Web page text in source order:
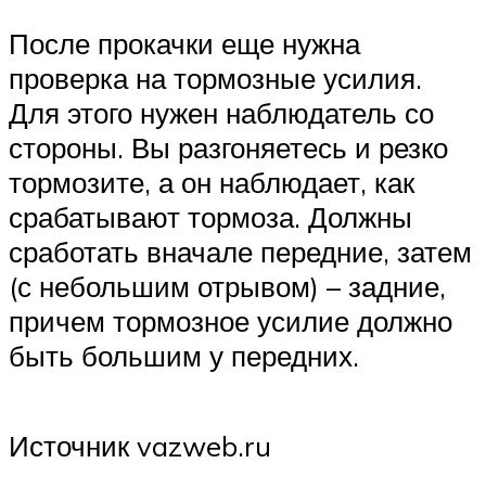
После прокачки еще нужна
проверка на тормозные усилия.
Для этого нужен наблюдатель со
стороны. Вы разгоняетесь и резко
тормозите, а он наблюдает, как
срабатывают тормоза. Должны
сработать вначале передние, затем
(с небольшим отрывом) – задние,
причем тормозное усилие должно
быть большим у передних.
Источник vazweb.ru